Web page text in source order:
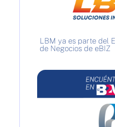
LBM ya es parte del
de Negocios de eBIZ